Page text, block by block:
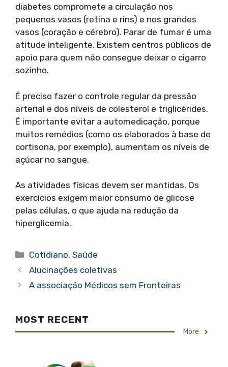
diabetes compromete a circulação nos
pequenos vasos (retina e rins) e nos grandes
vasos (coração e cérebro). Parar de fumar é uma
atitude inteligente. Existem centros públicos de
apoio para quem não consegue deixar o cigarro
sozinho.
É preciso fazer o controle regular da pressão
arterial e dos níveis de colesterol e triglicérides.
É importante evitar a automedicação, porque
muitos remédios (como os elaborados à base de
cortisona, por exemplo), aumentam os níveis de
açúcar no sangue.
As atividades físicas devem ser mantidas. Os
exercícios exigem maior consumo de glicose
pelas células, o que ajuda na redução da
hiperglicemia.
Categorias
Cotidiano,Saúde
Alucinações coletivas
A associação Médicos sem Fronteiras
MOST RECENT
More